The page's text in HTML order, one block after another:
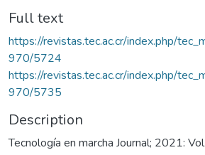
Full text
https://revistas.tec.ac.cr/index.php/
970/5724
https://revistas.tec.ac.cr/index.php/
970/5735
Description
Tecnología en marcha Journal; 2021: